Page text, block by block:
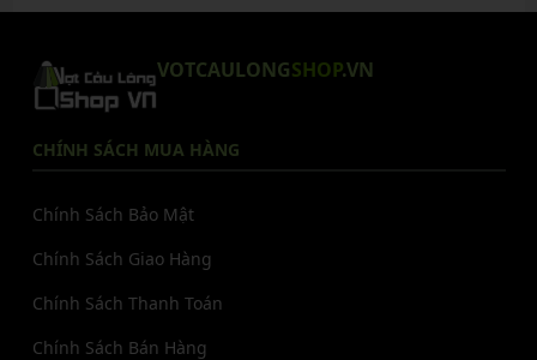
VOTCAULONGSHOP.VN
CHÍNH SÁCH MUA HÀNG
Chính Sách Bảo Mật
Chính Sách Giao Hàng
Chính Sách Thanh Toán
Chính Sách Bán Hàng